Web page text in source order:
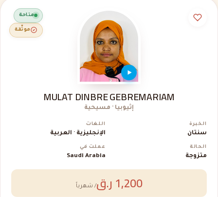
متاحة
موثّقة
MULAT DINBRE GEBREMARIAM
إثيوبيا · مسيحية
الخبرة
سنتان
اللغات
الإنجليزية · العربية
الحالة
متزوجة
عملت في
Saudi Arabia
1,200 ر.ق / شهرياً